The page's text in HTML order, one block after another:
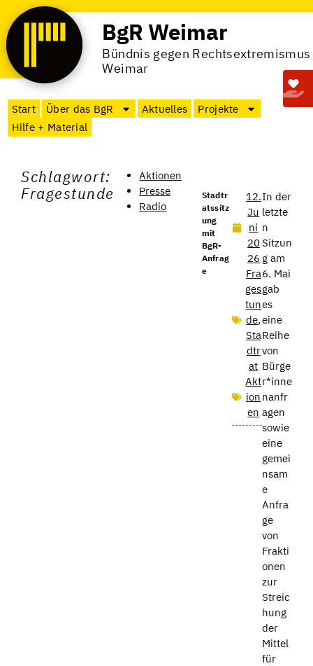
BgR Weimar
Bündnis gegen Rechtsextremismus
Weimar
Start Über das BgR Aktuelles
Projekte
Hilfe + Material
Schlagwort:
Fragestunde
Aktionen
Presse
Radio
Stadtr
atssitz
ung
mit
BgR-
Anfrag
e
12.
Ju
ni
20
26
Fra
ges
tun
de,
Sta
dtr
at
Akt
ion
en
In der
letzte
n
Sitzun
g am
6. Mai
gab
es
eine
Reihe
von
Bürge
r*inne
nanfr
agen
sowie
eine
gemei
nsam
e
Anfra
ge
von
Frakti
onen
zur
Streic
hung
der
Mittel
für